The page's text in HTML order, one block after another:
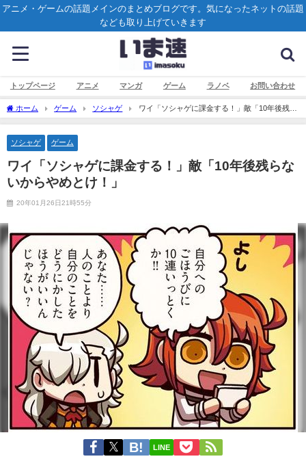
アニメ・ゲームの話題メインのまとめブログです。気になったネットの話題
なども取り上げていきます
トップページ アニメ マンガ ゲーム ラノベ お問い合わせ
ホーム ゲーム ソシャゲ
ワイ「ソシャゲに課金する！」敵「10年後残ら
ないからやめとけ！」
ソシャゲ ゲーム
ワイ「ソシャゲに課金する！」敵「10年後残らな
いからやめとけ！」
20年01月26日21時55分
LINE